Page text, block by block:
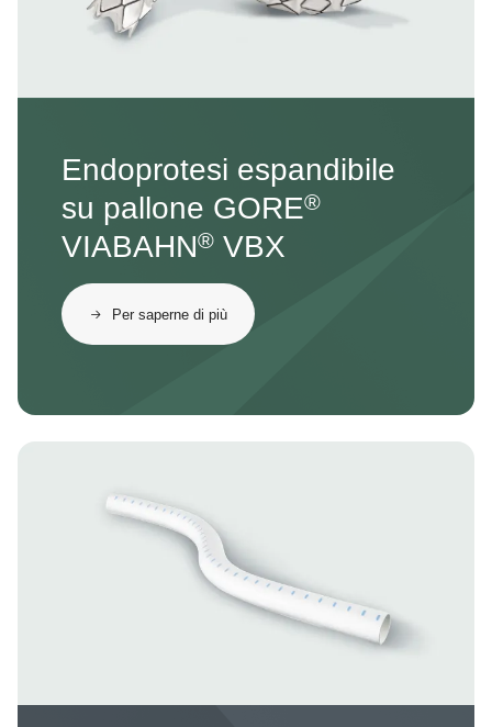
Endoprotesi espandibile
su pallone GORE®
VIABAHN® VBX
Per saperne di più
Image